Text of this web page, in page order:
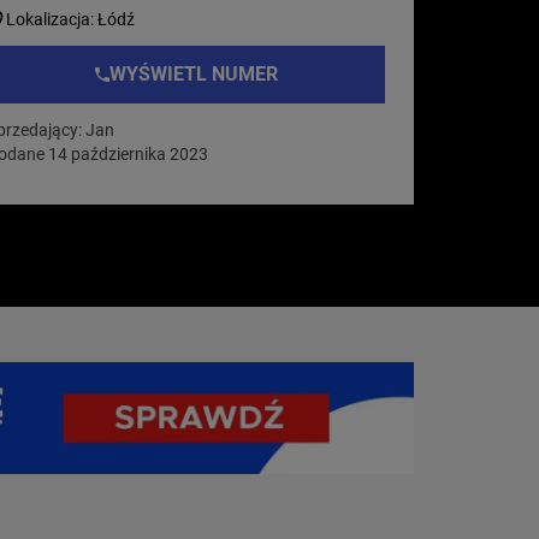
Lokalizacja: Łódź
WYŚWIETL NUMER
Jan
14 października 2023